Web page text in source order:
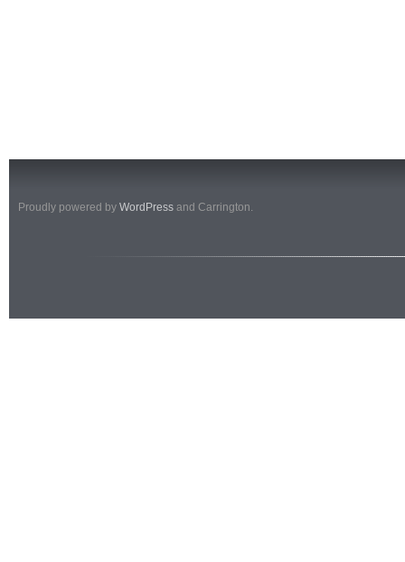
Proudly powered by WordPress and Carrington.